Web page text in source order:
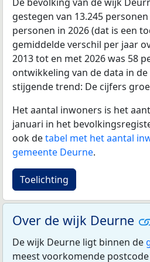
gestegen van 13.245
personen in 2026 (dat is een
gemiddelde verschil per jaar
2013 tot en met 2026 was 58
ontwikkeling van de data in
stijgende trend: De cijfers
Het aantal inwoners is het
januari in het
ook detabel met het aantal
gemeente Deurne.
Toelichting
Over de wijk Deurne
De wijk Deurne ligt binnen de
meest voorkomende